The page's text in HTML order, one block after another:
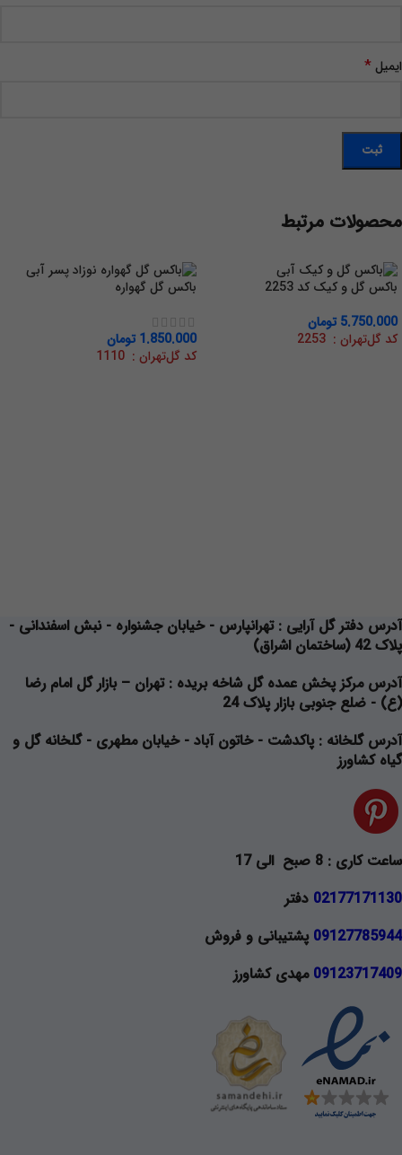
ایمیل*
محصولات مرتبط
باکس گل و کیک کد 2253
5.750.000 تومان
کد گل‌تهران : 2253
باکس گل گهواره
1.850.000 تومان
کد گل‌تهران : 1110
آدرس دفتر گل آرایی : تهرانپارس - خیابان جشنواره - نبش اسفندانی -
پلاک 42 (ساختمان اشراق)
آدرس مرکز پخش عمده گل شاخه بریده : تهران – بازار گل امام رضا
(ع) - ضلع جنوبی بازار پلاک 24
آدرس گلخانه : پاکدشت - خاتون آباد - خیابان مطهری - گلخانه گل و
گیاه کشاورز
ساعت کاری : 8 صبح الی 17
02177171130 دفتر
09127785944 پشتیبانی و فروش
09123717409 مهدی کشاورز